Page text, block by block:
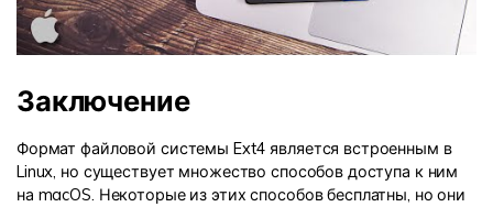
Заключение
Формат файловой системы Ext4 является встроенным в
Linux, но существует множество способов доступа к ним
на macOS. Некоторые из этих способов бесплатны, но они